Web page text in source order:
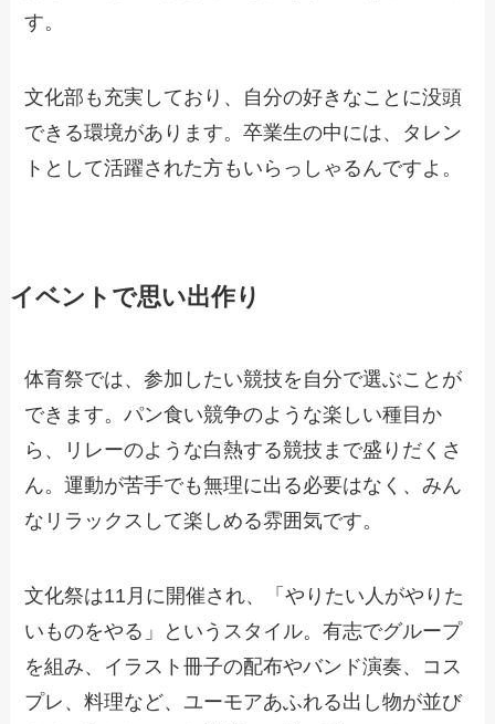
す。
文化部も充実しており、自分の好きなことに没頭
できる環境があります。卒業生の中には、タレン
トとして活躍された方もいらっしゃるんですよ。
イベントで思い出作り
体育祭では、参加したい競技を自分で選ぶことが
できます。パン食い競争のような楽しい種目か
ら、リレーのような白熱する競技まで盛りだくさ
ん。運動が苦手でも無理に出る必要はなく、みん
なリラックスして楽しめる雰囲気です。
文化祭は11月に開催され、「やりたい人がやりた
いものをやる」というスタイル。有志でグループ
を組み、イラスト冊子の配布やバンド演奏、コス
プレ、料理など、ユーモアあふれる出し物が並び